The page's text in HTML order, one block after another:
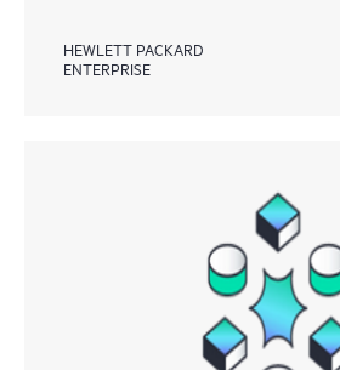
HEWLETT PACKARD
ENTERPRISE